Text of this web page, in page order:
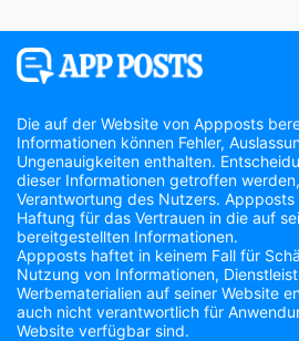
Die auf der Website von Appposts
Informationen können Fehler,
Ungenauigkeiten enthalten.
dieser Informationen getroffen
Verantwortung des Nutzers.
Haftung für das Vertrauen in die auf
bereitgestellten Informationen.
Appposts haftet in keinem Fall für
Nutzung von Informationen,
Werbematerialien auf seiner Website
auch nicht verantwortlich für
Website verfügbar sind.